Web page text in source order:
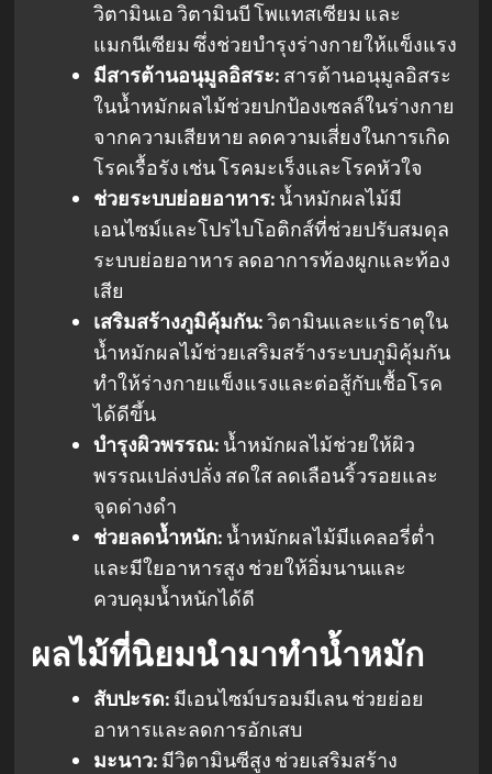
วิตามินเอ วิตามินบี โพแทสเซียม และ
แมกนีเซียม ซึ่งช่วยบำรุงร่างกายให้แข็งแรง
มีสารต้านอนุมูลอิสระ: สารต้านอนุมูลอิสระ
ในน้ำหมักผลไม้ช่วยปกป้องเซลล์ในร่างกาย
จากความเสียหาย ลดความเสี่ยงในการเกิด
โรคเรื้อรัง เช่น โรคมะเร็งและโรคหัวใจ
ช่วยระบบย่อยอาหาร: น้ำหมักผลไม้มี
เอนไซม์และโปรไบโอติกส์ที่ช่วยปรับสมดุล
ระบบย่อยอาหาร ลดอาการท้องผูกและท้อง
เสีย
เสริมสร้างภูมิคุ้มกัน:วิตามินและแร่ธาตุใน
น้ำหมักผลไม้ช่วยเสริมสร้างระบบภูมิคุ้มกัน
ทำให้ร่างกายแข็งแรงและต่อสู้กับเชื้อโรค
ได้ดีขึ้น
บำรุงผิวพรรณ: น้ำหมักผลไม้ช่วยให้ผิว
พรรณเปล่งปลั่ง สดใส ลดเลือนริ้วรอยและ
จุดด่างดำ
ช่วยลดน้ำหนัก: น้ำหมักผลไม้มีแคลอรี่ต่ำ
และมีใยอาหารสูง ช่วยให้อิ่มนานและ
ควบคุมน้ำหนักได้ดี
ผลไม้ที่นิยมนำมาทำน้ำหมัก
สับปะรด: มีเอนไซม์บรอมมีเลน ช่วยย่อย
อาหารและลดการอักเสบ
มะนาว: มีวิตามินซีสูง ช่วยเสริมสร้าง